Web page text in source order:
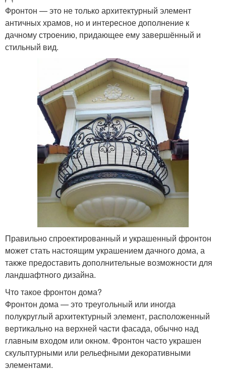
Фронтон — это не только архитектурный элемент
античных храмов, но и интересное дополнение к
дачному строению, придающее ему завершённый и
стильный вид.
Правильно спроектированный и украшенный фронтон
может стать настоящим украшением дачного дома, а
также предоставить дополнительные возможности для
ландшафтного дизайна.
Что такое фронтон дома?
Фронтон дома — это треугольный или иногда
полукруглый архитектурный элемент, расположенный
вертикально на верхней части фасада, обычно над
главным входом или окном. Фронтон часто украшен
скульптурными или рельефными декоративными
элементами.